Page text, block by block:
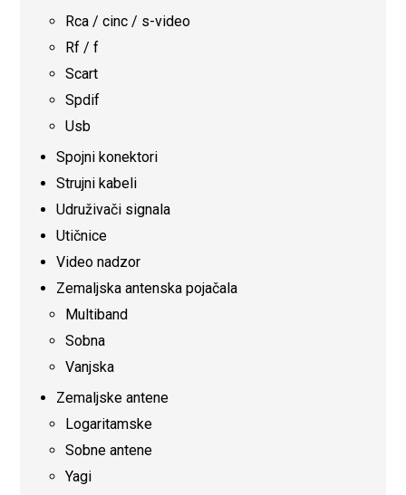
Rca / cinc / s-video
Rf / f
Scart
Spdif
Usb
Spojni konektori
Strujni kabeli
Udruživači signala
Utičnice
Video nadzor
Zemaljska antenska pojačala
Multiband
Sobna
Vanjska
Zemaljske antene
Logaritamske
Sobne antene
Yagi